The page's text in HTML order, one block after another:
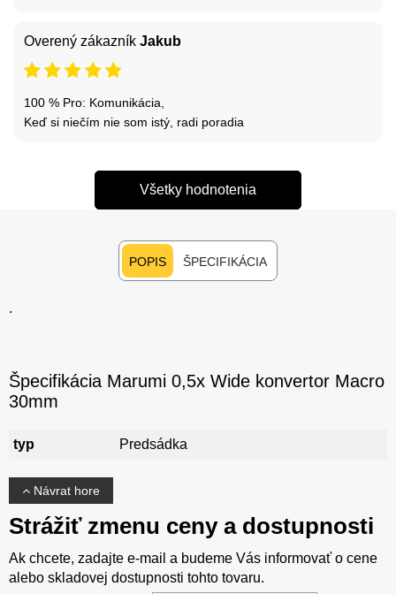
Overený zákazník Jakub
100 % Pro: Komunikácia,
Keď si niečím nie som istý, radi poradia
Všetky hodnotenia
POPIS ŠPECIFIKÁCIA
.
Špecifikácia Marumi 0,5x Wide konvertor Macro
30mm
typ Predsádka
Návrat hore
Strážiť zmenu ceny a dostupnosti
Ak chcete, zadajte e-mail a budeme Vás informovať o cene
alebo skladovej dostupnosti tohto tovaru.